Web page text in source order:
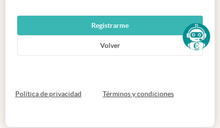
Registrarme
Volver
Política de privacidad abre en nueva pestaña
Términos y condicionesabre en nueva